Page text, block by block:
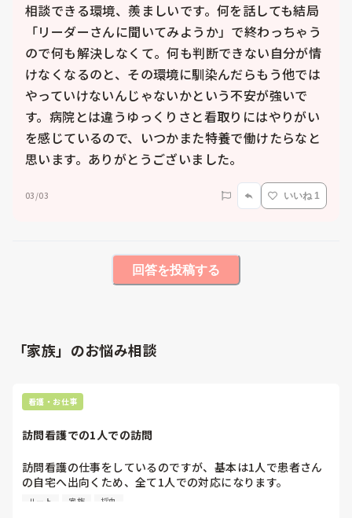
相談できる環境、羨ましいです。何を話しても結局
「リーダーさんに聞いてみようか」で終わっちゃう
ので何も解決しなくて。何も判断できない自分が情
けなくなるのと、その環境に馴染んだらもう他では
やっていけないんじゃないかという不安が強いで
す。病院とは違うゆっくりさと看取りにはやりがい
を感じているので、いつかまた特養で働けたらなと
思います。ありがとうございました。
03/03 いいね 1
回答を投稿する
「家族」のお悩み相談
看護・お仕事
訪問看護での1人での訪問
訪問看護の仕事をしているのですが、基本は1人で患者さん
の自宅へ出向くため、全て1人での対応になります。
採血やルート確保が難しい患者さんや、ご家族さんが少し難
ルート 家族 採血